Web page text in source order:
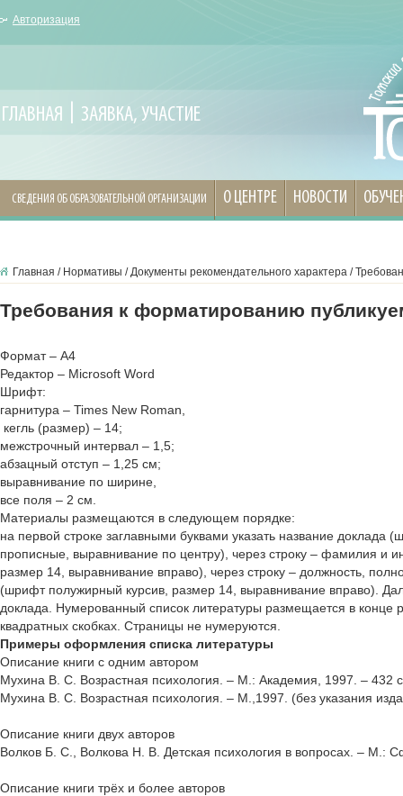
Авторизация
ГЛАВНАЯ ЗАЯВКА, УЧАСТИЕ
СВЕДЕНИЯ ОБ ОБРАЗОВАТЕЛЬНОЙ ОРГАНИЗАЦИИ О ЦЕНТРЕ НОВОСТИ
Главная / Нормативы /Документы рекомендательного характера /
Требования к форматированию
Формат – А4
Редактор – Microsoft Word
Шрифт:
гарнитура – Times New Roman,
кегль (размер) – 14;
межстрочный интервал – 1,5;
абзацный отступ – 1,25 см;
выравнивание по ширине,
все поля – 2 см.
Материалы размещаются в следующем порядке:
на первой строке заглавными буквами указать название доклада
прописные, выравнивание по центру), через строку – фамилия и
размер 14, выравнивание вправо), через строку – должность,
(шрифт полужирный курсив, размер 14, выравнивание вправо).
доклада. Нумерованный список литературы размещается в конце
квадратных скобках. Страницы не нумеруются.
Примеры оформления списка литературы
Описание книги с одним автором
Мухина В. С. Возрастная психология. – М.: Академия, 1997. – 432
Мухина В. С. Возрастная психология. – М.,1997. (без указания
Описание книги двух авторов
Волков Б. С., Волкова Н. В. Детская психология в вопросах. – М.:
Описание книги трёх и более авторов